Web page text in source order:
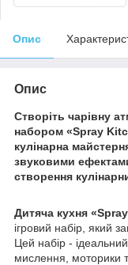
Опис
Опис
Створіть чарівну
набором «Spray
кулінарна
звуковими
створення
Дитяча кухня
ігровий набір, який
Цей набір -
мислення, моторики